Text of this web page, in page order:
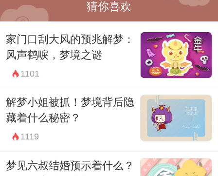
象征意义，它可以代表意外之财，也可以象
征着贪婪和警示。然而，无论如何解读，梦
见鸡蛋钱都是一种富有启示意义的梦境，值
得我们认真对待。
猜你喜欢
家门口刮大风的预兆解梦：
风声鹤唳，梦境之谜
1101
解梦小姐被抓！梦境背后隐
藏着什么秘密？
1119
梦见六叔结婚预示着什么？